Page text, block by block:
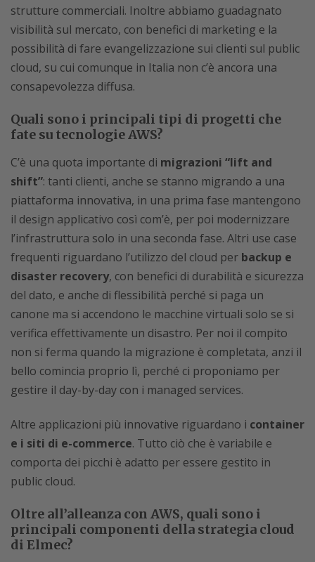
strutture commerciali. Inoltre abbiamo guadagnato
visibilità sul mercato, con benefici di marketing e la
possibilità di fare evangelizzazione sui clienti sul public
cloud, su cui comunque in Italia non c’è ancora una
consapevolezza diffusa.
Quali sono i principali tipi di progetti che
fate su tecnologie AWS?
C’è una quota importante di migrazioni “lift and
shift”: tanti clienti, anche se stanno migrando a una
piattaforma innovativa, in una prima fase mantengono
il design applicativo così com’è, per poi modernizzare
l’infrastruttura solo in una seconda fase. Altri use case
frequenti riguardano l’utilizzo del cloud per backup e
disaster recovery, con benefici di durabilità e sicurezza
del dato, e anche di flessibilità perché si paga un
canone ma si accendono le macchine virtuali solo se si
verifica effettivamente un disastro. Per noi il compito
non si ferma quando la migrazione è completata, anzi il
bello comincia proprio lì, perché ci proponiamo per
gestire il day-by-day con i managed services.
Altre applicazioni più innovative riguardano i container
e i siti di e-commerce. Tutto ciò che è variabile e
comporta dei picchi è adatto per essere gestito in
public cloud.
Oltre all’alleanza con AWS, quali sono i
principali componenti della strategia cloud
di Elmec?